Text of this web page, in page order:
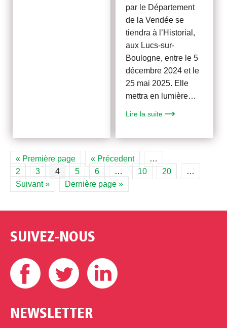
par le Département
de la Vendée se
tiendra à l’Historial,
aux Lucs-sur-
Boulogne, entre le 5
décembre 2024 et le
25 mai 2025. Elle
mettra en lumière…
Lire la suite
« Première page « Précedent
…
2
3 4 5 6 … 10 20
…
Suivant »
Dernière page »
SUIVEZ-NOUS
Facebook Twitter
NEWSLETTER